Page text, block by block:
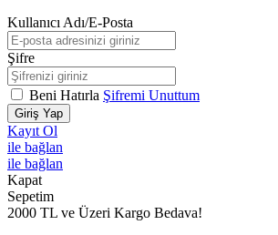
Kullanıcı Adı/E-Posta
Şifre
Beni Hatırla Şifremi Unuttum
Giriş Yap
Kayıt Ol
ile bağlan
ile bağlan
Kapat
Sepetim
2000 TL ve Üzeri Kargo Bedava!